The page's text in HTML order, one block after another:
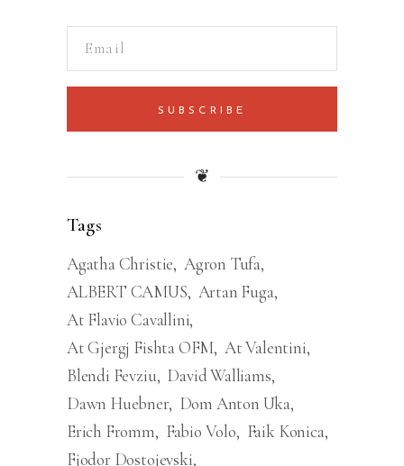
SUBSCRIBE
❦
Tags
Agatha Christie Agron Tufa
ALBERT CAMUS Artan Fuga
At Flavio Cavallini
At Gjergj Fishta OFM At Valentini
Blendi Fevziu David Walliams
Dawn Huebner Dom Anton Uka
Erich Fromm
Fabio Volo
Faik Konica
Fjodor Dostojevski